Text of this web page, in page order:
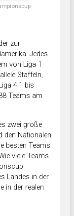
zur
Jedes
von Liga 1
Staffeln,
4.1 bis
Teams am
zwei große
den Nationalen
besten Teams
viele Teams
Landes in der
in der realen